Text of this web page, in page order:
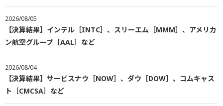
2026/08/05
【決算結果】インテル［INTC］、スリーエム［MMM］、アメリカ
ン航空グループ［AAL］など
2026/08/04
【決算結果】サービスナウ［NOW］、ダウ［DOW］、コムキャス
ト［CMCSA］など